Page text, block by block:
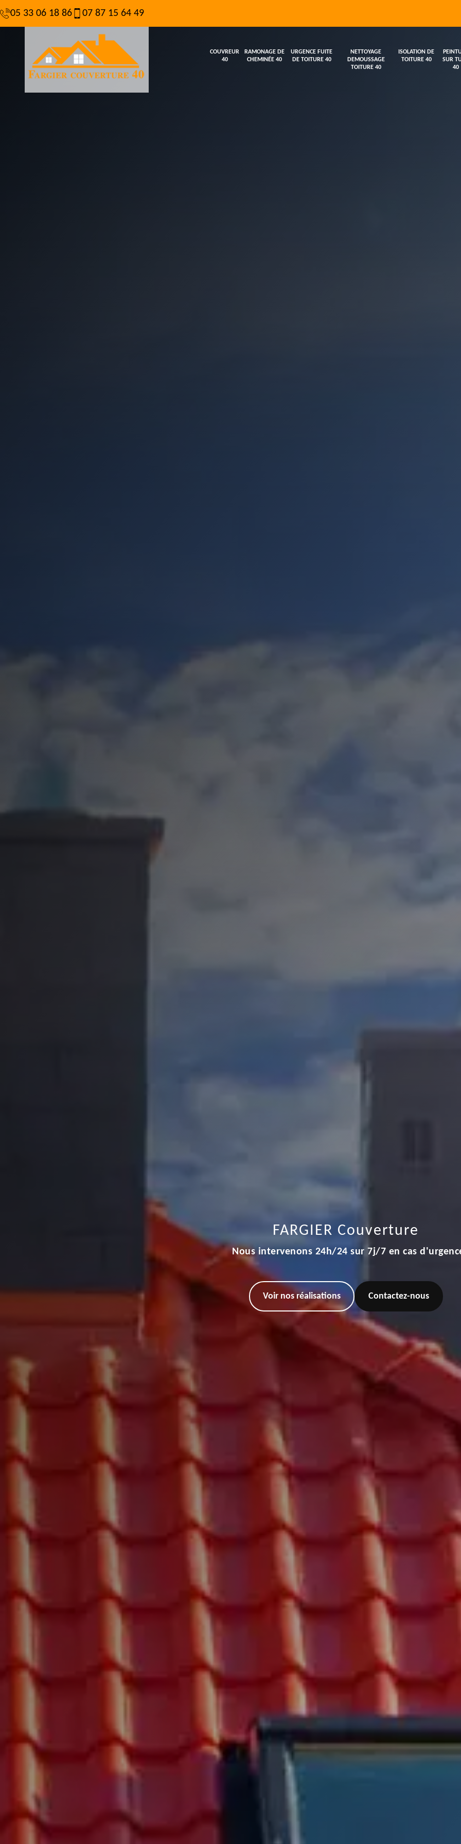
05 33 06 18 86 07 87 15 64 49
COUVREUR
40
RAMONAGE DE
CHEMINÉE 40
URGENCE FUITE
DE TOITURE 40
NETTOYAGE
DEMOUSSAGE
TOITURE 40
ISOLATION DE
TOITURE 40
SUR
40
FARGIER Couverture
Nous intervenons 24h/24 sur 7j/7 en cas
Voir nos réalisations Contactez-nous